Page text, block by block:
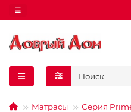
Матрасы Серия